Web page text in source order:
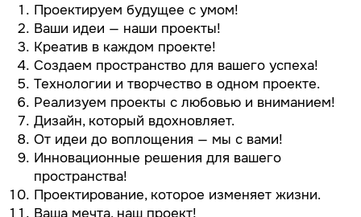
Проектируем будущее с умом!
Ваши идеи — наши проекты!
Креатив в каждом проекте!
Создаем пространство для вашего успеха!
Технологии и творчество в одном проекте.
Реализуем проекты с любовью и вниманием!
Дизайн, который вдохновляет.
От идеи до воплощения — мы с вами!
Инновационные решения для вашего
пространства!
Проектирование, которое изменяет жизни.
Ваша мечта, наш проект!